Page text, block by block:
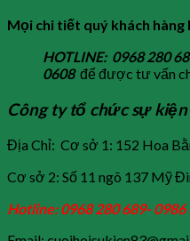
Mọi chi tiết quý khách
HOTLINE: 0968 280
0608 để được tư vấn
Công ty tổ chức sự
Địa Chỉ: Cơ sở 1: 152 Hoa
Cơ sở 2: Số 11 ngõ 137 Mỹ
Hotline: 0968 280 689-